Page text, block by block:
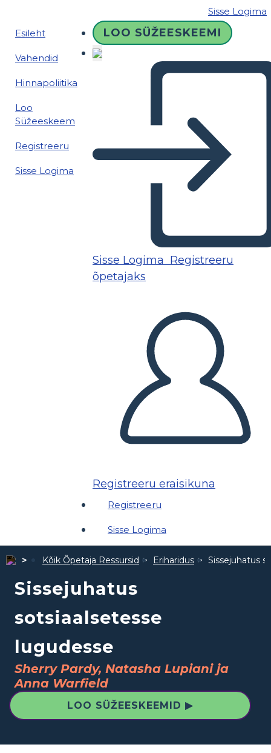
Sisse Logima
Esileht
Vahendid
Hinnapoliitika
Loo
Süžeeskeem
Registreeru
Sisse Logima
LOO SÜŽEESKEEMI
Sisse Logima Registreeru
õpetajaks
Registreeru eraisikuna
Registreeru
Sisse Logima
Kõik Õpetaja Ressursid Eriharidus Sissejuhatus
Sissejuhatus
sotsiaalsetesse
lugudesse
Sherry Pardy, Natasha Lupiani ja
Anna Warfield
LOO SÜŽEESKEEMID ▶